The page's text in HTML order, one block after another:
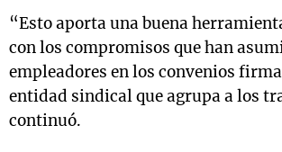
“Esto aporta una buena
con los compromisos que han
empleadores en los convenios
entidad sindical que agrupa a los
continuó.